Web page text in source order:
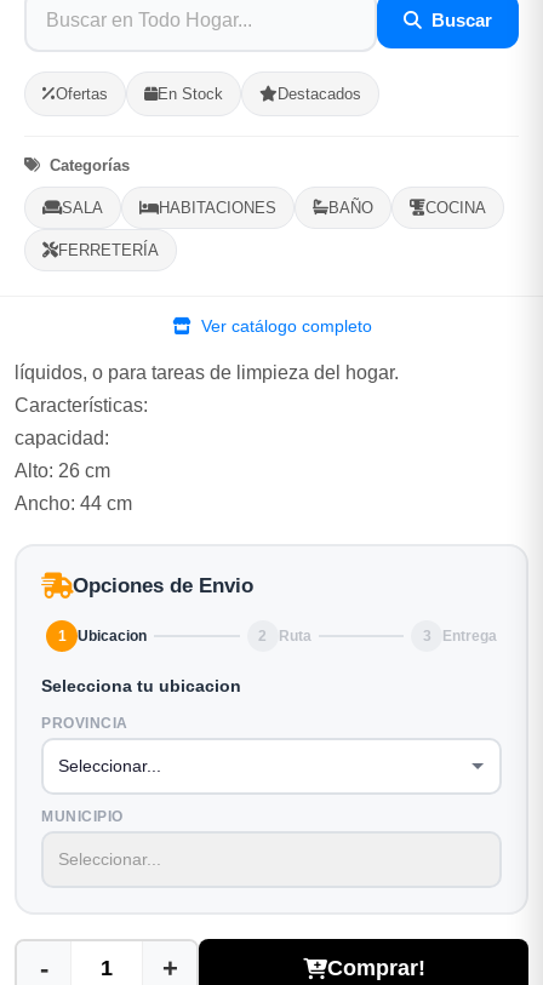
Buscar
Ofertas En Stock Destacados
Categorías
SALA HABITACIONES BAÑO COCINA
FERRETERÍA
Ver catálogo completo
Sé el primero en opinar
SKU: TODO-H-65322
En Stock, 4 Disponibles
Listo para Entregar
comúnmente para lavar ropa, almacenar agua u otros
líquidos, o para tareas de limpieza del hogar.
Características:
capacidad:
Alto: 26 cm
Ancho: 44 cm
Opciones de Envio
1 Ubicacion 2 Ruta 3 Entrega
Selecciona tu ubicacion
PROVINCIA
MUNICIPIO
- + Comprar!